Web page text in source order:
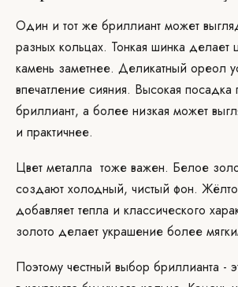
Один и тот же бриллиант может
разных кольцах. Тонкая шинка делает
камень заметнее. Деликатный ореол
впечатление сияния. Высокая посадка
бриллиант, а более низкая может
и практичнее.
Цвет металла тоже важен. Белое
создают холодный, чистый фон.
добавляет тепла и классического
золото делает украшение более
Поэтому честный выбор бриллианта -